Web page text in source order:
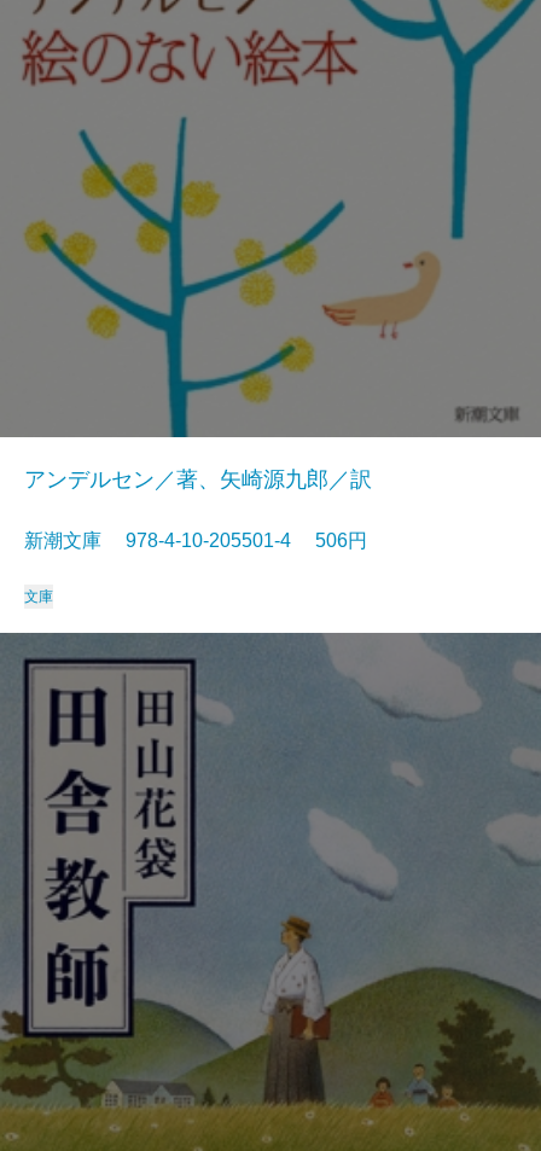
アンデルセン／著、矢崎源九郎／訳
新潮文庫 978-4-10-205501-4 506円
文庫